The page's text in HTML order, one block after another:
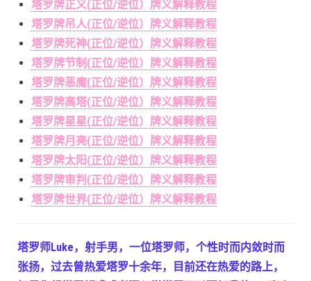
塔罗牌正义(正位/逆位）牌义解释教程
塔罗牌吊人(正位/逆位）牌义解释教程
塔罗牌死神(正位/逆位）牌义解释教程
塔罗牌节制(正位/逆位）牌义解释教程
塔罗牌恶魔(正位/逆位）牌义解释教程
塔罗牌高塔(正位/逆位）牌义解释教程
塔罗牌星星(正位/逆位）牌义解释教程
塔罗牌月亮(正位/逆位）牌义解释教程
塔罗牌太阳(正位/逆位）牌义解释教程
塔罗牌审判(正位/逆位）牌义解释教程
塔罗牌世界(正位/逆位）牌义解释教程
塔罗师Luke，射手男，一位塔罗师，个性时而内敛时而
张扬，过去曾热爱塔罗十余年，目前还在热爱的路上，